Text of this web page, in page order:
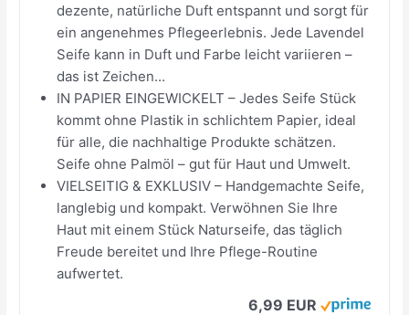
dezente, natürliche Duft entspannt und sorgt für
ein angenehmes Pflegeerlebnis. Jede Lavendel
Seife kann in Duft und Farbe leicht variieren –
das ist Zeichen...
IN PAPIER EINGEWICKELT – Jedes Seife Stück
kommt ohne Plastik in schlichtem Papier, ideal
für alle, die nachhaltige Produkte schätzen.
Seife ohne Palmöl – gut für Haut und Umwelt.
VIELSEITIG & EXKLUSIV – Handgemachte Seife,
langlebig und kompakt. Verwöhnen Sie Ihre
Haut mit einem Stück Naturseife, das täglich
Freude bereitet und Ihre Pflege-Routine
aufwertet.
6,99 EUR